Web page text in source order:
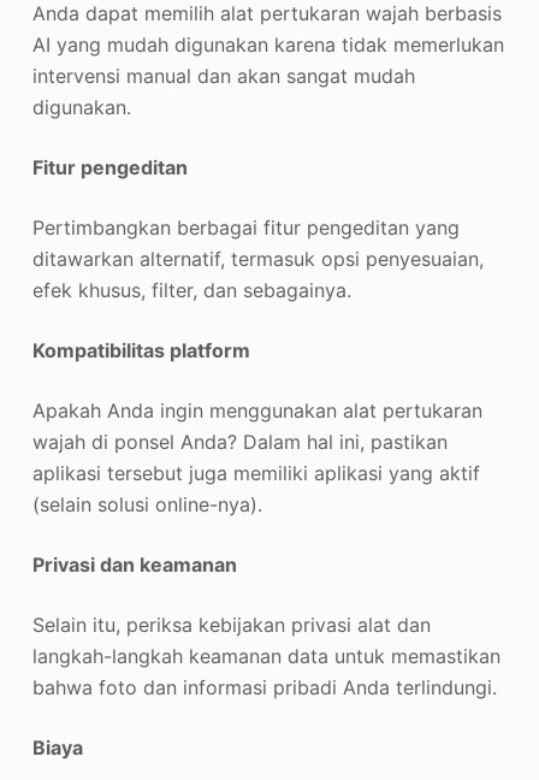
Anda dapat memilih alat pertukaran wajah berbasis
AI yang mudah digunakan karena tidak memerlukan
intervensi manual dan akan sangat mudah
digunakan.
Fitur pengeditan
Pertimbangkan berbagai fitur pengeditan yang
ditawarkan alternatif, termasuk opsi penyesuaian,
efek khusus, filter, dan sebagainya.
Kompatibilitas platform
Apakah Anda ingin menggunakan alat pertukaran
wajah di ponsel Anda? Dalam hal ini, pastikan
aplikasi tersebut juga memiliki aplikasi yang aktif
(selain solusi online-nya).
Privasi dan keamanan
Selain itu, periksa kebijakan privasi alat dan
langkah-langkah keamanan data untuk memastikan
bahwa foto dan informasi pribadi Anda terlindungi.
Biaya